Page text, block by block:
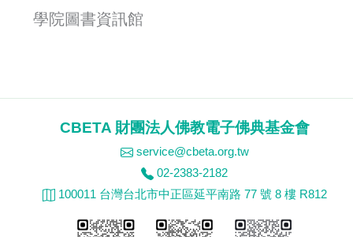
學院圖書資訊館
CBETA 財團法人佛教電子佛典基金會
service@cbeta.org.tw
02-2383-2182
100011 台灣台北市中正區延平南路 77 號 8 樓 R812